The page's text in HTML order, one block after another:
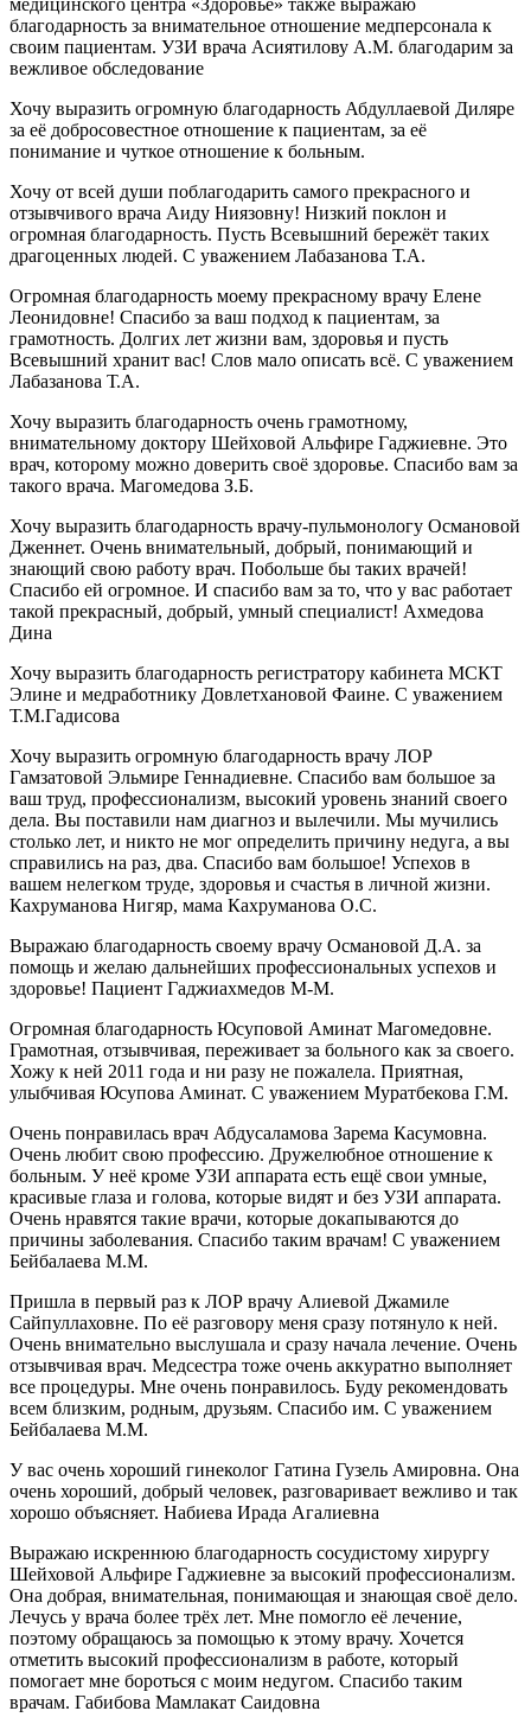
благодарность за внимательное отношение медперсонала к
своим пациентам. УЗИ врача Асиятилову А.М. благодарим за
вежливое обследование
Хочу выразить огромную благодарность Абдуллаевой Диляре
за её добросовестное отношение к пациентам, за её
понимание и чуткое отношение к больным.
Хочу от всей души поблагодарить самого прекрасного и
отзывчивого врача Аиду Ниязовну! Низкий поклон и
огромная благодарность. Пусть Всевышний бережёт таких
драгоценных людей. С уважением Лабазанова Т.А.
Огромная благодарность моему прекрасному врачу Елене
Леонидовне! Спасибо за ваш подход к пациентам, за
грамотность. Долгих лет жизни вам, здоровья и пусть
Всевышний хранит вас! Слов мало описать всё. С уважением
Лабазанова Т.А.
Хочу выразить благодарность очень грамотному,
внимательному доктору Шейховой Альфире Гаджиевне. Это
врач, которому можно доверить своё здоровье. Спасибо вам за
такого врача. Магомедова З.Б.
Хочу выразить благодарность врачу-пульмонологу Османовой
Дженнет. Очень внимательный, добрый, понимающий и
знающий свою работу врач. Побольше бы таких врачей!
Спасибо ей огромное. И спасибо вам за то, что у вас работает
такой прекрасный, добрый, умный специалист! Ахмедова
Дина
Хочу выразить благодарность регистратору кабинета МСКТ
Элине и медработнику Довлетхановой Фаине. С уважением
Т.М.Гадисова
Хочу выразить огромную благодарность врачу ЛОР
Гамзатовой Эльмире Геннадиевне. Спасибо вам большое за
ваш труд, профессионализм, высокий уровень знаний своего
дела. Вы поставили нам диагноз и вылечили. Мы мучились
столько лет, и никто не мог определить причину недуга, а вы
справились на раз, два. Спасибо вам большое! Успехов в
вашем нелегком труде, здоровья и счастья в личной жизни.
Кахруманова Нигяр, мама Кахруманова О.С.
Выражаю благодарность своему врачу Османовой Д.А. за
помощь и желаю дальнейших профессиональных успехов и
здоровье! Пациент Гаджиахмедов М-М.
Огромная благодарность Юсуповой Аминат Магомедовне.
Грамотная, отзывчивая, переживает за больного как за своего.
Хожу к ней 2011 года и ни разу не пожалела. Приятная,
улыбчивая Юсупова Аминат. С уважением Муратбекова Г.М.
Очень понравилась врач Абдусаламова Зарема Касумовна.
Очень любит свою профессию. Дружелюбное отношение к
больным. У неё кроме УЗИ аппарата есть ещё свои умные,
красивые глаза и голова, которые видят и без УЗИ аппарата.
Очень нравятся такие врачи, которые докапываются до
причины заболевания. Спасибо таким врачам! С уважением
Бейбалаева М.М.
Пришла в первый раз к ЛОР врачу Алиевой Джамиле
Сайпуллаховне. По её разговору меня сразу потянуло к ней.
Очень внимательно выслушала и сразу начала лечение. Очень
отзывчивая врач. Медсестра тоже очень аккуратно выполняет
все процедуры. Мне очень понравилось. Буду рекомендовать
всем близким, родным, друзьям. Спасибо им. С уважением
Бейбалаева М.М.
У вас очень хороший гинеколог Гатина Гузель Амировна. Она
очень хороший, добрый человек, разговаривает вежливо и так
хорошо объясняет. Набиева Ирада Агалиевна
Выражаю искреннюю благодарность сосудистому хирургу
Шейховой Альфире Гаджиевне за высокий профессионализм.
Она добрая, внимательная, понимающая и знающая своё дело.
Лечусь у врача более трёх лет. Мне помогло её лечение,
поэтому обращаюсь за помощью к этому врачу. Хочется
отметить высокий профессионализм в работе, который
помогает мне бороться с моим недугом. Спасибо таким
врачам. Габибова Мамлакат Саидовна